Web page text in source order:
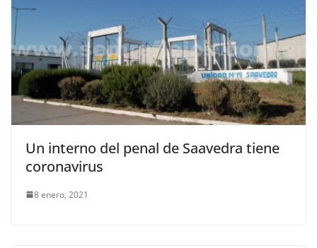
Un interno del penal de Saavedra tiene
coronavirus
8 enero, 2021